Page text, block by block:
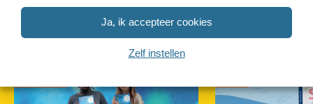
Ja, ik accepteer cookies
Zelf instellen
Gerelateerde artikelen